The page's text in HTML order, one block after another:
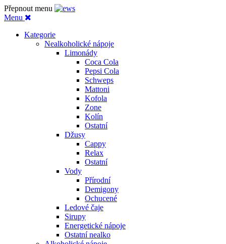
Přepnout menu
Menu
Kategorie
Nealkoholické nápoje
Limonády
Coca Cola
Pepsi Cola
Schweps
Mattoni
Kofola
Zone
Kolín
Ostatní
Džusy
Cappy
Relax
Ostatní
Vody
Přírodní
Demigony
Ochucené
Ledové čaje
Sirupy
Energetické nápoje
Ostatní nealko